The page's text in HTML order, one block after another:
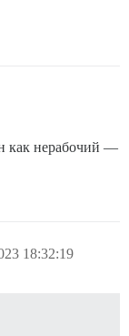
как нерабочий —
18:32:19